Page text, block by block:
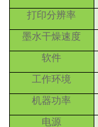
打印分辨率
墨水干燥速度
软件
工作环境
机器功率
电源